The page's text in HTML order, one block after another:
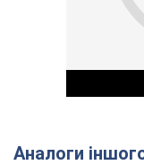
Аналоги